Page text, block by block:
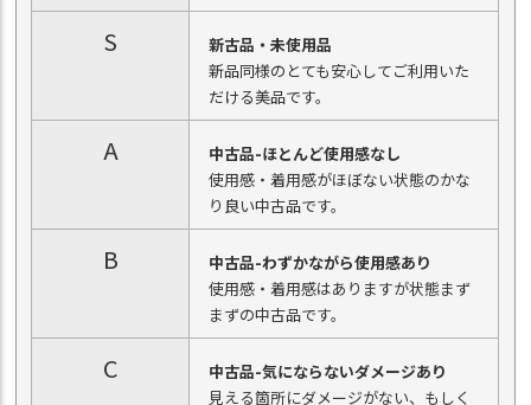
S
新古品・未使用品
新品同様のとても安心してご利用いた
だける美品です。
A
中古品-ほとんど使用感なし
使用感・着用感がほぼない状態のかな
り良い中古品です。
B
中古品-わずかながら使用感あり
使用感・着用感はありますが状態まず
まずの中古品です。
C
中古品-気にならないダメージあり
見える箇所にダメージがない、もしく